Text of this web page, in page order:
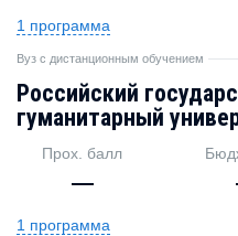
1 программа
Вуз с дистанционным обучением
Российский
гуманитарный
Прох. балл
—
1 программа